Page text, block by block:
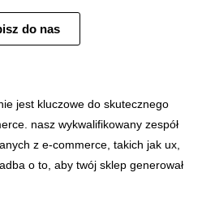
do nas
jest kluczowe do skutecznego
nasz wykwalifikowany zespół
z e-commerce, takich jak ux,
o to, aby twój sklep generował